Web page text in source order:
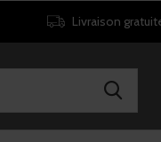
Livraison